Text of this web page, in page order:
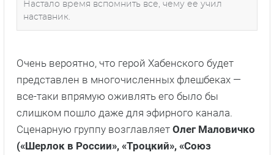
Настало время вспомнить все, чему ее учил
наставник.
Очень вероятно, что герой Хабенского будет
представлен в многочисленных флешбеках —
все-таки впрямую оживлять его было бы
слишком пошло даже для эфирного канала.
Сценарную группу возглавляет Олег Маловичко
(«Шерлок в России», «Троцкий», «Союз